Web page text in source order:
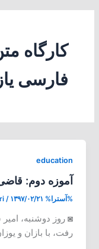
فارسی
education
آموزه دوم:
%آسترا% / ۱۳۹۷/۰۲/۲۱
◙ روز دوشنبه،
رفت، با بازان و